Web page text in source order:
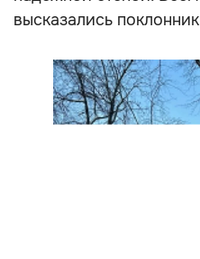
высказались